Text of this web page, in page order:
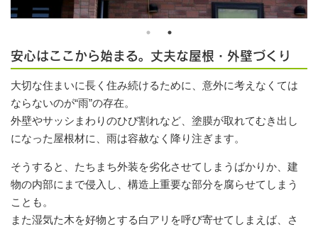
安心はここから始まる。丈夫な屋根・外壁づくり
大切な住まいに長く住み続けるために、意外に考えなくては
ならないのが“雨”の存在。
外壁やサッシまわりのひび割れなど、塗膜が取れてむき出し
になった屋根材に、雨は容赦なく降り注ぎます。
そうすると、たちまち外装を劣化させてしまうばかりか、建
物の内部にまで侵入し、構造上重要な部分を腐らせてしまう
ことも。
また湿気た木を好物とする白アリを呼び寄せてしまえば、さ